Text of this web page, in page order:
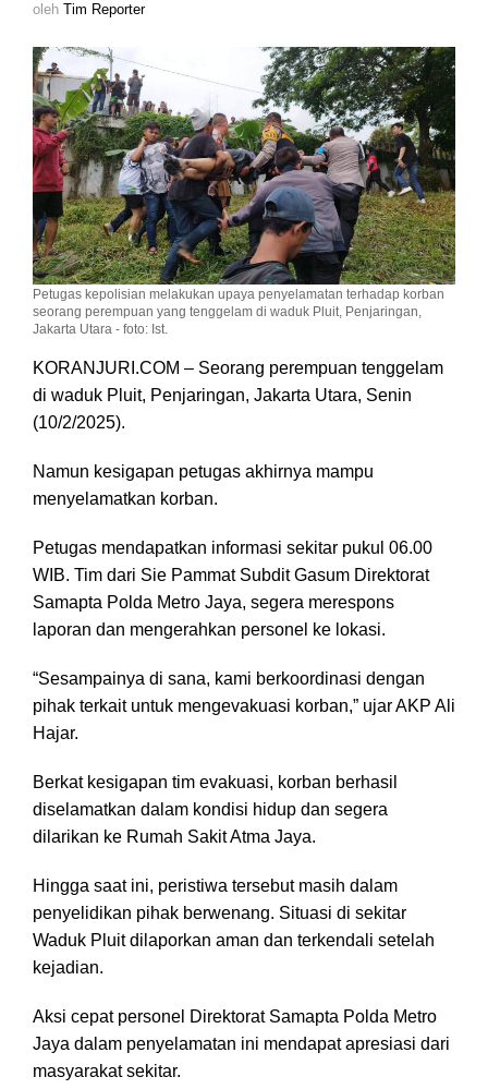
oleh Tim Reporter
Petugas kepolisian melakukan upaya penyelamatan terhadap korban
seorang perempuan yang tenggelam di waduk Pluit, Penjaringan,
Jakarta Utara - foto: Ist.
KORANJURI.COM – Seorang perempuan tenggelam
di waduk Pluit, Penjaringan, Jakarta Utara, Senin
(10/2/2025).
Namun kesigapan petugas akhirnya mampu
menyelamatkan korban.
Petugas mendapatkan informasi sekitar pukul 06.00
WIB. Tim dari Sie Pammat Subdit Gasum Direktorat
Samapta Polda Metro Jaya, segera merespons
laporan dan mengerahkan personel ke lokasi.
“Sesampainya di sana, kami berkoordinasi dengan
pihak terkait untuk mengevakuasi korban,” ujar AKP Ali
Hajar.
Berkat kesigapan tim evakuasi, korban berhasil
diselamatkan dalam kondisi hidup dan segera
dilarikan ke Rumah Sakit Atma Jaya.
Hingga saat ini, peristiwa tersebut masih dalam
penyelidikan pihak berwenang. Situasi di sekitar
Waduk Pluit dilaporkan aman dan terkendali setelah
kejadian.
Aksi cepat personel Direktorat Samapta Polda Metro
Jaya dalam penyelamatan ini mendapat apresiasi dari
masyarakat sekitar.